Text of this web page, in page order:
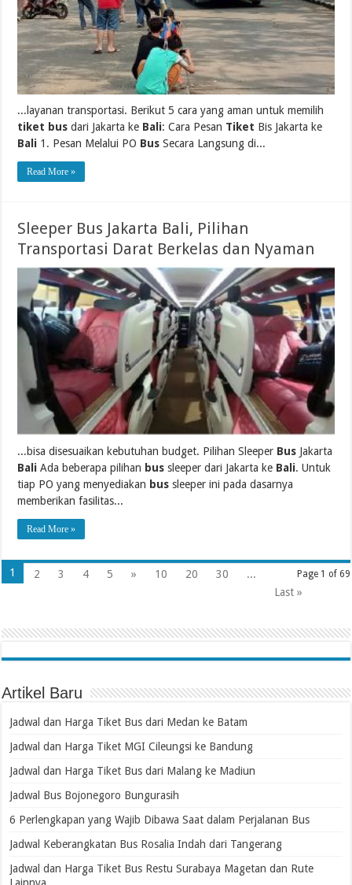
...layanan transportasi. Berikut 5 cara yang aman untuk memilih
tiket bus dari Jakarta ke Bali: Cara Pesan Tiket Bis Jakarta ke
Bali 1. Pesan Melalui PO Bus Secara Langsung di...
Read More »
Sleeper Bus Jakarta Bali, Pilihan
Transportasi Darat Berkelas dan Nyaman
...bisa disesuaikan kebutuhan budget. Pilihan Sleeper Bus Jakarta
Bali Ada beberapa pilihan bus sleeper dari Jakarta ke Bali. Untuk
tiap PO yang menyediakan bus sleeper ini pada dasarnya
memberikan fasilitas...
Read More »
Page 1 of 69
1 2 3 4 5 » 10 20 30
...
Last »
Artikel Baru
Jadwal dan Harga Tiket Bus dari Medan ke Batam
Jadwal dan Harga Tiket MGI Cileungsi ke Bandung
Jadwal dan Harga Tiket Bus dari Malang ke Madiun
Jadwal Bus Bojonegoro Bungurasih
6 Perlengkapan yang Wajib Dibawa Saat dalam Perjalanan Bus
Jadwal Keberangkatan Bus Rosalia Indah dari Tangerang
Jadwal dan Harga Tiket Bus Restu Surabaya Magetan dan Rute